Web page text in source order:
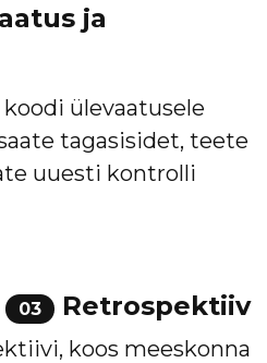
ja
ülevaatusele
tagasisidet, teete
uuesti kontrolli
03 Retrospektiiv
koos meeskonna